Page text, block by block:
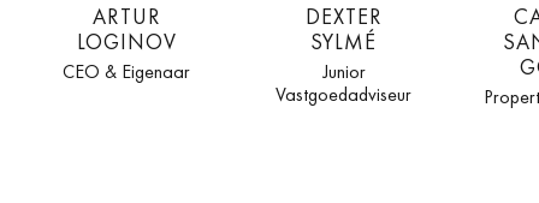
ARTUR
LOGINOV
CEO & Eigenaar
DEXTER
SYLMÉ
Junior
Vastgoedadviseur